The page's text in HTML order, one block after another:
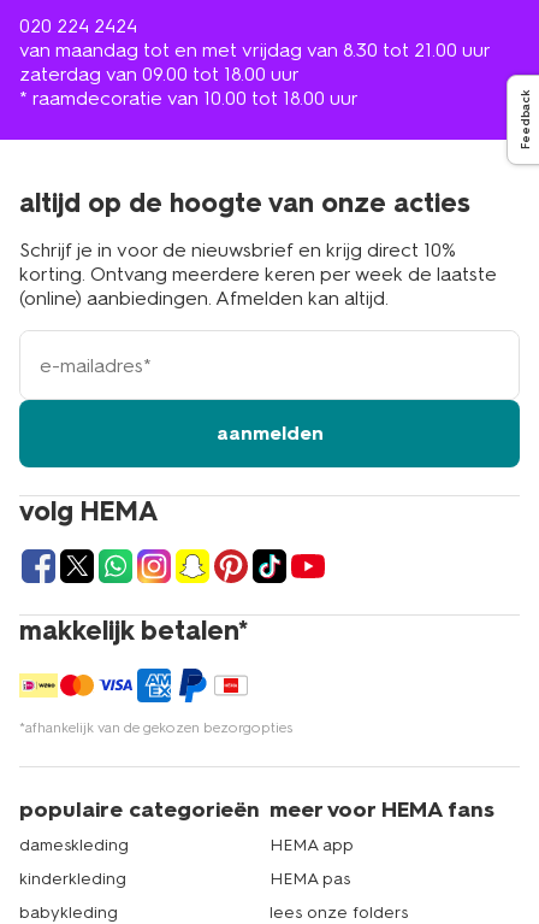
Feedback
020 224 2424
van maandag tot en met vrijdag van 8.30 tot 21.00 uur
zaterdag van 09.00 tot 18.00 uur
* raamdecoratie van 10.00 tot 18.00 uur
volg HEMA
makkelijk betalen*
*afhankelijk van de gekozen bezorgopties
altijd op de hoogte van onze acties
Schrijf je in voor de nieuwsbrief en krijg direct 10%
korting. Ontvang meerdere keren per week de laatste
(online) aanbiedingen. Afmelden kan altijd.
e-
mailadres
aanmelden
populaire categorieën
dameskleding
kinderkleding
babykleding
meer voor HEMA fans
HEMA app
HEMA pas
lees onze folders